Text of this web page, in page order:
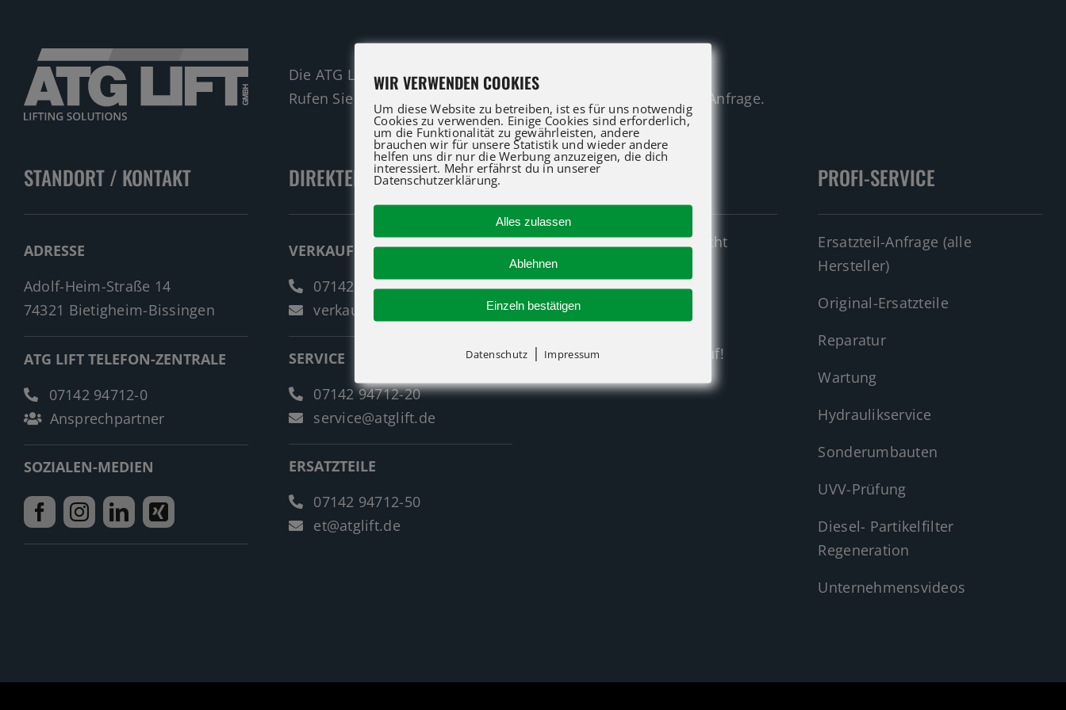
Die ATG LIFT Profis für Verkauf und Service beraten Sie gerne.
Rufen Sie an oder nutzen Sie unser Kontaktformular für eine Anfrage.
STANDORT / KONTAKT
ADRESSE
Adolf-Heim-Straße 14
74321 Bietigheim-Bissingen
ATG LIFT TELEFON-ZENTRALE
07142 94712-0
Ansprechpartner
SOZIALEN-MEDIEN
DIREKTER-KONTAKT
VERKAUF
07142 94712-30
verkauf@atglift.de
SERVICE
07142 94712-20
service@atglift.de
ERSATZTEILE
07142 94712-50
et@atglift.de
NEUMASCHINEN
Neumaschinen Übersicht
Neumaschinen Genie
Neumaschinen Merlo
Nehmen Sie Kontakt auf!
PROFI-SERVICE
Ersatzteil-Anfrage (alle
Hersteller)
Original-Ersatzteile
Reparatur
Wartung
Hydraulikservice
Sonderumbauten
UVV-Prüfung
Diesel- Partikelfilter
Regeneration
Unternehmensvideos
WIR VERWENDEN COOKIES
Um diese Website zu betreiben, ist es für uns notwendig
Cookies zu verwenden. Einige Cookies sind erforderlich,
um die Funktionalität zu gewährleisten, andere
brauchen wir für unsere Statistik und wieder andere
helfen uns dir nur die Werbung anzuzeigen, die dich
interessiert. Mehr erfährst du in unserer
Datenschutzerklärung.
Alles zulassen
Ablehnen
Einzeln bestätigen
Datenschutz | Impressum